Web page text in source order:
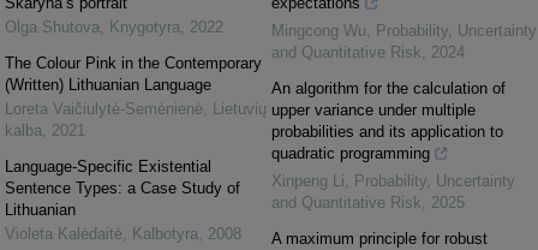
Olga Shutova, Knygotyra, 2022
The Colour Pink in the Contemporary
(Written) Lithuanian Language
Loreta Vaičiulytė-Semėnienė, Lietuvių
kalba, 2021
Language-Specific Existential
Sentence Types: a Case Study of
Lithuanian
Violeta Kalėdaitė, Kalbotyra, 2008
Mingcong Wu, Probability, Uncertainty
and Quantitative Risk, 2024
An algorithm for the calculation of
upper variance under multiple
probabilities and its application to
quadratic programming
Xinpeng Li, Probability, Uncertainty
and Quantitative Risk, 2025
A maximum principle for robust